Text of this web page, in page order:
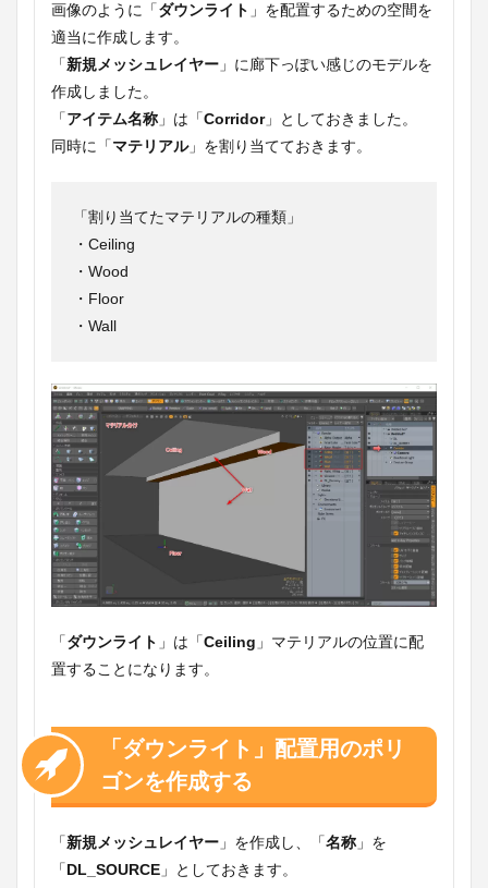
画像のように「ダウンライト 」を配置するための空間を
適当に作成します。
「新規メッシュレイヤー 」に廊下っぽい感じのモデルを
作成しました。
「アイテム名称 」は「Corridor」としておきました。
同時に「マテリアル」を割り当てておきます。
「割り当てたマテリアルの種類」
・Ceiling
・Wood
・Floor
・Wall
「ダウンライト 」は「Ceiling 」マテリアルの位置に配
置することになります。
「ダウンライト」配置用のポリ
ゴンを作成する
「新規メッシュレイヤー 」を作成し、「名称 」を
「DL_SOURCE 」としておきます。